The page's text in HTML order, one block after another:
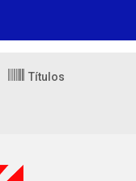
Títulos